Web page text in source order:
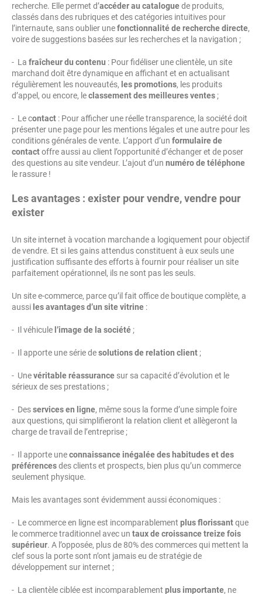
recherche. Elle permet d’accéder au cataloguede produits,
classés dans des rubriques et des catégories intuitives pour
l’internaute, sans oublier unefonctionnalité de recherche directe,
voire de suggestions basées sur les recherches et la navigation ;
- La fraîcheur du contenu : Pour fidéliser une clientèle, un site
marchand doit être dynamique en affichant et en actualisant
régulièrement les nouveautés, les promotions, les produits
d’appel, ou encore, leclassement des meilleures ventes ;
- Le contact : Pour afficher une réelle transparence, la société doit
présenter une page pour les mentions légales et une autre pour les
conditions générales de vente. L’apport d’un formulaire de
contactoffre aussi au client l’opportunité d’échanger et de poser
des questions au site vendeur. L’ajout d’un numéro de téléphone
le rassure !
Les avantages : exister pour vendre, vendre pour
exister
Un site internet à vocation marchande a logiquement pour objectif
de vendre. Et si les gains attendus constituent à eux seuls une
justification suffisante des efforts à fournir pour réaliser un site
parfaitement opérationnel, ils ne sont pas les seuls.
Un site e-commerce, parce qu’il fait office de boutique complète, a
aussi les avantages d’un site vitrine :
- Il véhicule l’image de la société ;
- Il apporte une série desolutions de relation client ;
- Unevéritable réassurance sur sa capacité d’évolution et le
sérieux de ses prestations ;
- Desservices en ligne, même sous la forme d’une simple foire
aux questions, qui simplifieront la relation client et allègeront la
charge de travail de l’entreprise ;
- Il apporte uneconnaissance inégalée des habitudes et des
préférencesdes clients et prospects, bien plus qu’un commerce
seulement physique.
Mais les avantages sont évidemment aussi économiques :
- Le commerce en ligne est incomparablement plus florissantque
le commerce traditionnel avec un taux de croissance treize fois
supérieur. A l’opposée, plus de 80% des commerces qui mettent la
clef sous la porte sont n’ont jamais eu de stratégie de
développement sur internet ;
- La clientèle ciblée est incomparablement plus importante, ne